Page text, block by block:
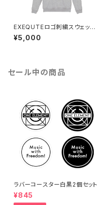
EXEQUTEロゴ刺繍スウェット
アッシュ
¥5,000
セール中の商品
ラバーコースター白黒2個セット
¥845